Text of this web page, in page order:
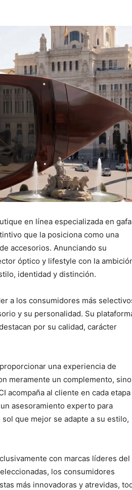
en línea especializada en
que la posiciona como una
accesorios. Anunciando su
óptico y lifestyle con la
identidad y distinción.
a los consumidores más
y su personalidad. Su
por su calidad, carácter
una experiencia de
meramente un complemento, sino
acompaña al cliente en cada etapa
asesoramiento experto para
que mejor se adapte a su estilo,
con marcas líderes del
los consumidores
más innovadoras y atrevidas,